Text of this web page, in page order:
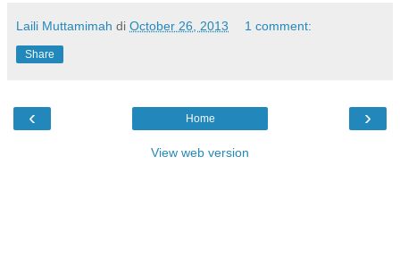
Laili Muttamimah di October 26, 2013 1 comment:
Share
‹ ›
Home
View web version